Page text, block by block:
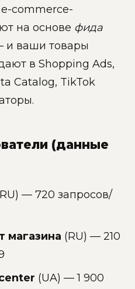
e-commerce-
на основе фида
ваши товары
в Shopping Ads,
Catalog, TikTok
(данные
— 720 запросов/
магазина (RU) — 210
(UA) — 1 900